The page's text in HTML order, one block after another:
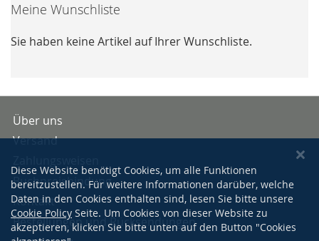
Meine Wunschliste
Sie haben keine Artikel auf Ihrer Wunschliste.
Über uns
Versand
Buchpreisbindung
Kontakt
Bestellungen und Rücksendungen
Diese Website benötigt Cookies, um alle Funktionen
bereitzustellen. Für weitere Informationen darüber, welche
Daten in den Cookies enthalten sind, lesen Sie bitte unsere
Cookie Policy Seite. Um Cookies von dieser Website zu
akzeptieren, klicken Sie bitte unten auf den Button "Cookies